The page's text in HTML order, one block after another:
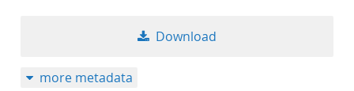
Download
more metadata